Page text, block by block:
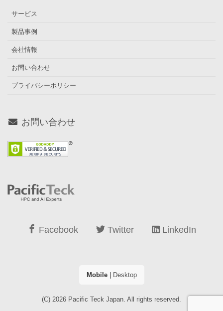
サービス
製品事例
会社情報
お問い合わせ
プライバシーポリシー
お問い合わせ
Facebook Twitter LinkedIn
Mobile| Desktop
(C) 2026 Pacific Teck Japan. All rights reserved.